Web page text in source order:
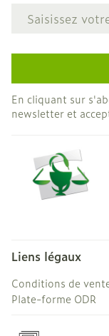
Adresse mail
En cliquant sur
newsletter et
Liens légaux
Conditions de
Plate-forme ODR